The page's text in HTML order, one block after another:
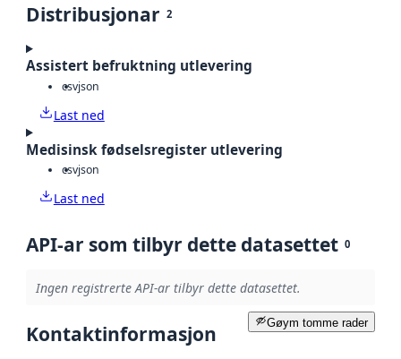
Distribusjonar 2
Assistert befruktning utlevering
csvjson
Last ned
Medisinsk fødselsregister utlevering
csvjson
Last ned
API-ar som tilbyr dette datasettet 0
Ingen registrerte API-ar tilbyr dette datasettet.
Gøym tomme rader
Kontaktinformasjon